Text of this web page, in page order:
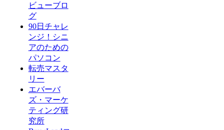
ビューブロ
グ
90日チャレ
ンジ！シニ
アのための
パソコン
転売マスタ
リー
エバーバ
ズ・マーケ
ティング研
究所